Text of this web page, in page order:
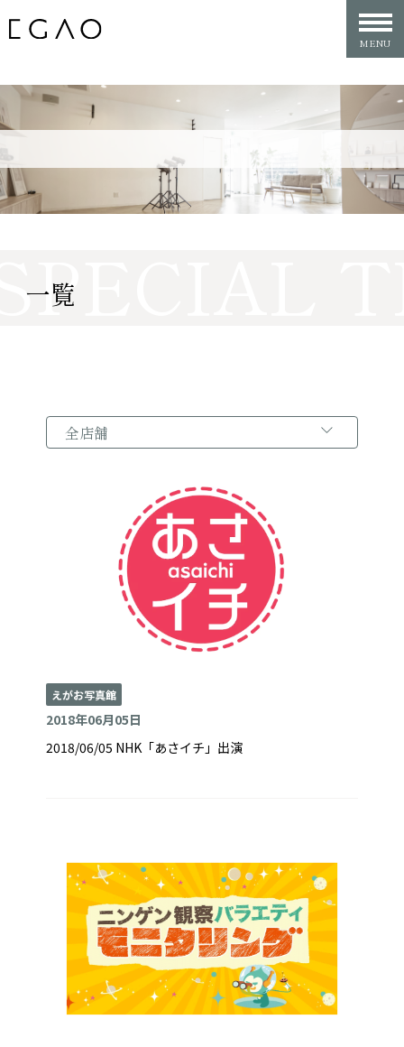
一覧
えがお写真館
2018年06月05日
2018/06/05 NHK「あさイチ」出演